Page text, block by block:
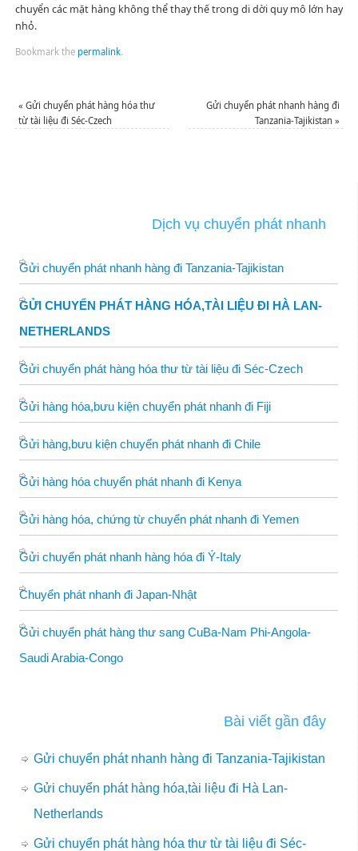
chuyển các mặt hàng không thể thay thế trong di dời quy mô lớn hay
nhỏ.
Bookmark the permalink.
« Gửi chuyển phát hàng hóa thư
từ tài liệu đi Séc-Czech
Gửi chuyển phát nhanh hàng đi
Tanzania-Tajikistan»
Dịch vụ chuyển phát nhanh
Gửi chuyển phát nhanh hàng đi Tanzania-Tajikistan
GỬI CHUYỂN PHÁT HÀNG HÓA,TÀI LIỆU ĐI HÀ LAN-
NETHERLANDS
Gửi chuyển phát hàng hóa thư từ tài liệu đi Séc-Czech
Gửi hàng hóa,bưu kiện chuyển phát nhanh đi Fiji
Gửi hàng,bưu kiện chuyển phát nhanh đi Chile
Gửi hàng hóa chuyển phát nhanh đi Kenya
Gửi hàng hóa, chứng từ chuyển phát nhanh đi Yemen
Gửi chuyển phát nhanh hàng hóa đi Ý-Italy
Chuyển phát nhanh đi Japan-Nhật
Gửi chuyển phát hàng thư sang CuBa-Nam Phi-Angola-
Saudi Arabia-Congo
Bài viết gần đây
Gửi chuyển phát nhanh hàng đi Tanzania-Tajikistan
Gửi chuyển phát hàng hóa,tài liệu đi Hà Lan-
Netherlands
Gửi chuyển phát hàng hóa thư từ tài liệu đi Séc-